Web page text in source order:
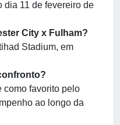
dia 11 de fevereiro de
City x Fulham?
Stadium, em
como favorito pelo
ao longo da